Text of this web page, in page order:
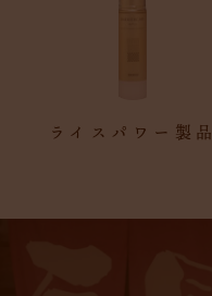
ライスパワー製品